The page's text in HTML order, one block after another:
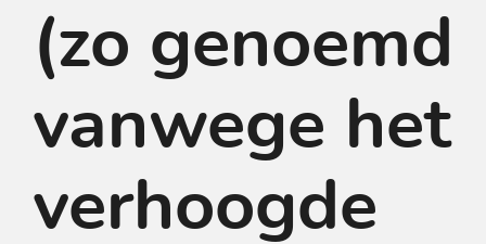
(zo genoemd
vanwege het
verhoogde